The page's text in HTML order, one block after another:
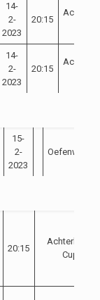
14-
2-
2023
20:15
14-
2-
2023
20:15
15-
2-
2023
20:15
Achterhoek
Cup